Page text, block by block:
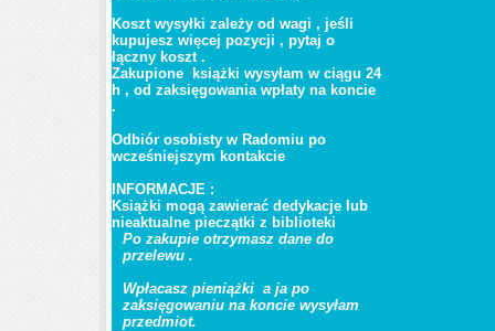
Koszt wysyłki zależy od wagi , jeśli
kupujesz więcej pozycji , pytaj o
łączny koszt .
Zakupione książki wysyłam w ciągu 24
h , od zaksięgowania wpłaty na koncie
.
Odbiór osobisty w Radomiu po
wcześniejszym kontakcie
INFORMACJE :
Książki mogą zawierać dedykacje lub
nieaktualne pieczątki z biblioteki
Po zakupie otrzymasz dane do
przelewu .
Wpłacasz pieniążki a ja po
zaksięgowaniu na koncie wysyłam
przedmiot.